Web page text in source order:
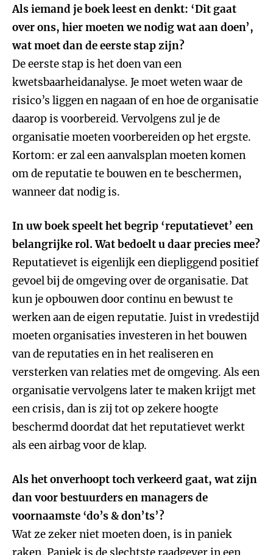
Als iemand je boek leest en denkt: ‘Dit gaat
over ons, hier moeten we nodig wat aan doen’,
wat moet dan de eerste stap zijn?
De eerste stap is het doen van een
kwetsbaarheidanalyse. Je moet weten waar de
risico’s liggen en nagaan of en hoe de organisatie
daarop is voorbereid. Vervolgens zul je de
organisatie moeten voorbereiden op het ergste.
Kortom: er zal een aanvalsplan moeten komen
om de reputatie te bouwen en te beschermen,
wanneer dat nodig is.
In uw boek speelt het begrip ‘reputatievet’ een
belangrijke rol. Wat bedoelt u daar precies mee?
Reputatievet is eigenlijk een diepliggend positief
gevoel bij de omgeving over de organisatie. Dat
kun je opbouwen door continu en bewust te
werken aan de eigen reputatie. Juist in vredestijd
moeten organisaties investeren in het bouwen
van de reputaties en in het realiseren en
versterken van relaties met de omgeving. Als een
organisatie vervolgens later te maken krijgt met
een crisis, dan is zij tot op zekere hoogte
beschermd doordat dat het reputatievet werkt
als een airbag voor de klap.
Als het onverhoopt toch verkeerd gaat, wat zijn
dan voor bestuurders en managers de
voornaamste ‘do’s & don’ts’?
Wat ze zeker niet moeten doen, is in paniek